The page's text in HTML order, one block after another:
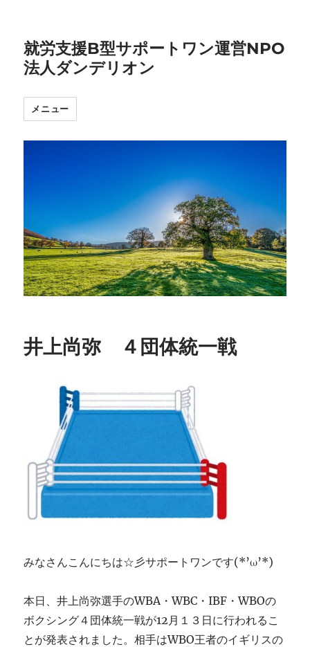
就労支援B型サポートワン運営NPO
法人ダンデリオン
メニュー
井上尚弥 ４団体統一戦
みなさんこんにちは☆彡サポートワンです(*’ω’*)
本日、井上尚弥選手のWBA・WBC・IBF・WBOの
ボクシング４団体統一戦が12月１３日に行われるこ
とが発表されました。相手はWBO王者のイギリスの